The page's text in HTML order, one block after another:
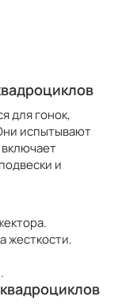
для гонок,
испытывают
и
жесткости.